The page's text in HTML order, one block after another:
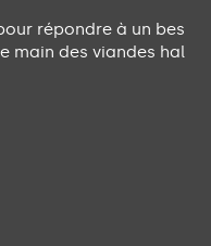
répondre à un bes
main des viandes hal